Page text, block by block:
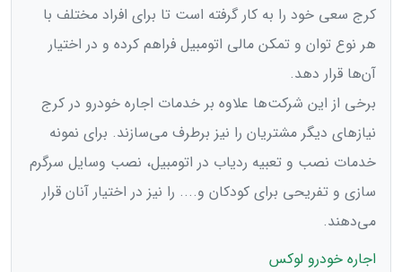
کرج سعی خود را به کار گرفته است تا برای افراد مختلف با
هر نوع توان و تمکن مالی اتومبیل فراهم کرده و در اختیار
آن‌ها قرار دهد.
برخی از این شرکت‌ها علاوه بر خدمات اجاره خودرو در کرج
نیازهای دیگر مشتریان را نیز برطرف می‌سازند. برای نمونه
خدمات نصب و تعبیه ردیاب در اتومبیل، نصب وسایل سرگرم
سازی و تفریحی برای کودکان و.... را نیز در اختیار آنان قرار
می‌دهند.
اجاره خودرو لوکس